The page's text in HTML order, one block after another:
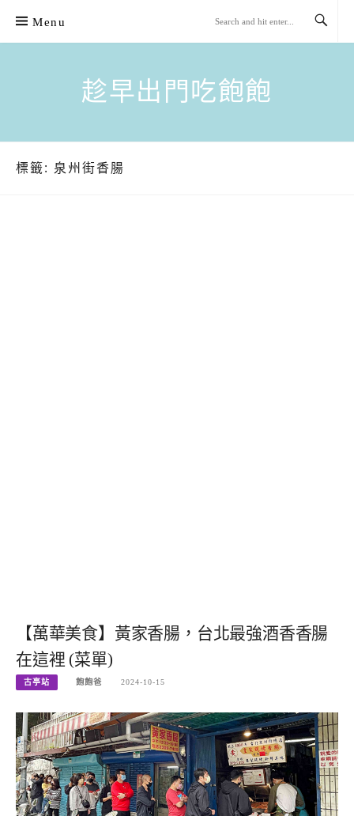
content
Menu
趁早出門吃飽飽
標籤: 泉州街香腸
【萬華美食】黃家香腸，台北最強酒香香腸
在這裡 (菜單)
古亭站 飽飽爸 2024-10-15